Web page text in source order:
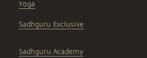
Yoga
Sadhguru Exclusive
Sadhguru Academy